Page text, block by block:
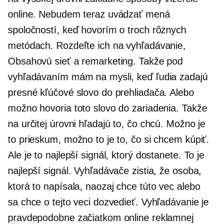
online. Nebudem teraz uvádzať mená
spoločností, keď hovorím o troch rôznych
metódach. Rozdeľte ich na vyhľadávanie,
Obsahovú sieť a remarketing. Takže pod
vyhľadávaním mám na mysli, keď ľudia zadajú
presné kľúčové slovo do prehliadača. Alebo
možno hovoria toto slovo do zariadenia. Takže
na určitej úrovni hľadajú to, čo chcú. Možno je
to prieskum, možno to je to, čo si chcem kúpiť.
Ale je to najlepší signál, ktorý dostanete. To je
najlepší signál. Vyhľadávače zistia, že osoba,
ktorá to napísala, naozaj chce túto vec alebo
sa chce o tejto veci dozvedieť. Vyhľadávanie je
pravdepodobne začiatkom online reklamnej